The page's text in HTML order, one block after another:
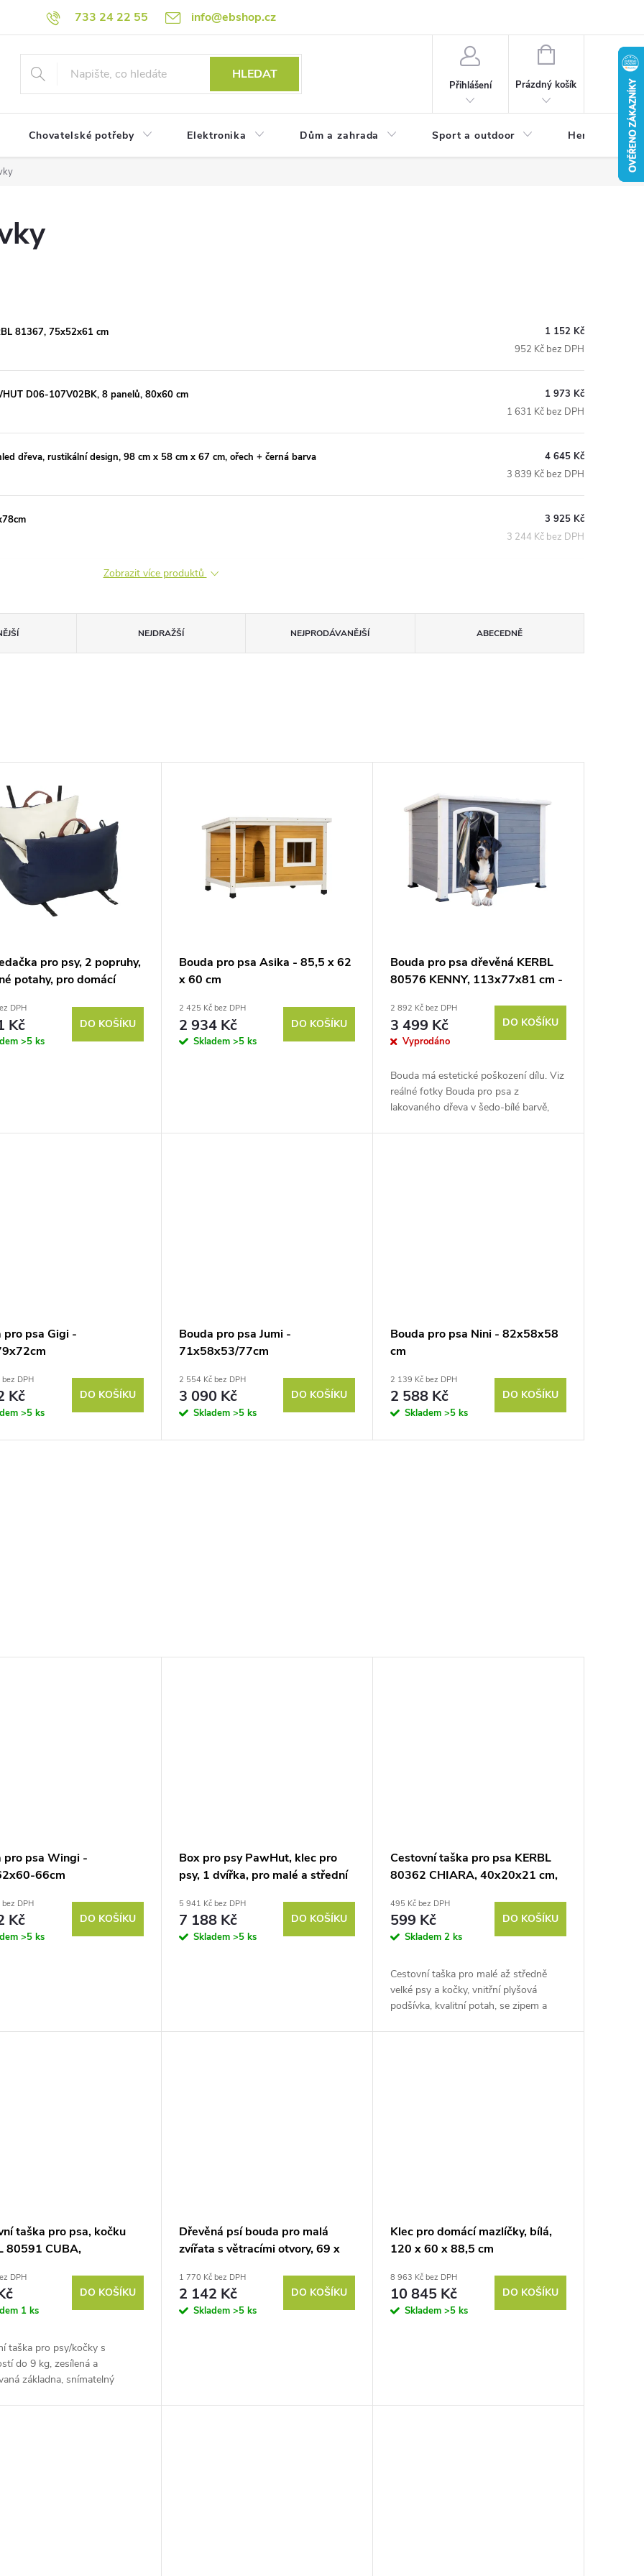
733 24 22 55 info@ebshop.cz
HLEDAT
Přihlášení
NÁKUPNÍ
Prázdný košík
Chovatelské potřeby Elektronika Dům a zahrada Sport a outdoor Herní zóna
81367, 75x52x61 cm
1 152 Kč
952 Kč bez DPH
D06-107V02BK, 8 panelů, 80x60 cm
1 973 Kč
1 631 Kč bez DPH
dřeva, rustikální design, 98 cm x 58 cm x 67 cm, ořech + černá barva
4 645 Kč
3 839 Kč bez DPH
3 925 Kč
3 244 Kč bez DPH
Zobrazit více produktů
NEJDRAŽŠÍ NEJPRODÁVANĚJŠÍ ABECEDNĚ
pro psy, 2 popruhy,
potahy, pro domácí
DPH
Kč
>5 ks
DO KOŠÍKU
Bouda pro psa Asika - 85,5 x 62
x 60 cm
2 425 Kč bez DPH
2 934 Kč
Skladem >5 ks
DO KOŠÍKU
Bouda pro psa dřevěná KERBL
80576 KENNY, 113x77x81 cm -
2 892 Kč bez DPH
3 499 Kč
Vyprodáno
DO KOŠÍKU
Bouda má estetické poškození dílu. Viz
reálné fotky Bouda pro psa z
lakovaného dřeva v šedo-bílé barvě,
pro psa Gigi -
DPH
Kč
>5 ks
DO KOŠÍKU
Bouda pro psa Jumi -
71x58x53/77cm
2 554 Kč bez DPH
3 090 Kč
Skladem >5 ks
DO KOŠÍKU
Bouda pro psa Nini - 82x58x58
cm
2 139 Kč bez DPH
2 588 Kč
Skladem >5 ks
DO KOŠÍKU
pro psa Wingi -
66cm
DPH
Kč
>5 ks
DO KOŠÍKU
Box pro psy PawHut, klec pro
psy, 1 dvířka, pro malé a střední
5 941 Kč bez DPH
7 188 Kč
Skladem >5 ks
DO KOŠÍKU
Cestovní taška pro psa KERBL
80362 CHIARA, 40x20x21 cm,
495 Kč bez DPH
599 Kč
Skladem 2 ks
DO KOŠÍKU
Cestovní taška pro malé až středně
velké psy a kočky, vnitřní plyšová
podšívka, kvalitní potah, se zipem a
taška pro psa, kočku
80591 CUBA,
DPH
1 ks
DO KOŠÍKU
taška pro psy/kočky s
do 9 kg, zesílená a
základna, snímatelný
Dřevěná psí bouda pro malá
zvířata s větracími otvory, 69 x
1 770 Kč bez DPH
2 142 Kč
Skladem >5 ks
DO KOŠÍKU
Klec pro domácí mazlíčky, bílá,
120 x 60 x 88,5 cm
8 963 Kč bez DPH
10 845 Kč
Skladem >5 ks
DO KOŠÍKU